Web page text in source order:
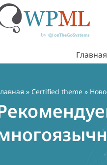
Главная
» Certified theme »